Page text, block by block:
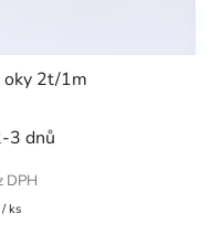
oky 2t/1m
3 dnů
DPH
/ ks